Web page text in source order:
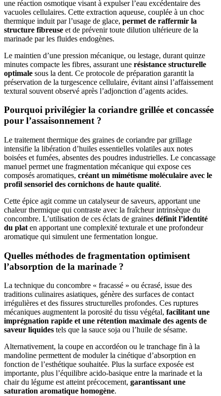
une réaction osmotique visant à expulser l’eau excédentaire des
vacuoles cellulaires. Cette extraction aqueuse, couplée à un choc
thermique induit par l’usage de glace, permet de raffermir la
structure fibreuse et de prévenir toute dilution ultérieure de la
marinade par les fluides endogènes.
Le maintien d’une pression mécanique, ou lestage, durant quinze
minutes compacte les fibres, assurant une résistance structurelle
optimale sous la dent. Ce protocole de préparation garantit la
préservation de la turgescence cellulaire, évitant ainsi l’affaissement
textural souvent observé après l’adjonction d’agents acides.
Pourquoi privilégier la coriandre grillée et concassée
pour l’assaisonnement ?
Le traitement thermique des graines de coriandre par grillage
intensifie la libération d’huiles essentielles volatiles aux notes
boisées et fumées, absentes des poudres industrielles. Le concassage
manuel permet une fragmentation mécanique qui expose ces
composés aromatiques, créant un mimétisme moléculaire avec le
profil sensoriel des cornichons de haute qualité.
Cette épice agit comme un catalyseur de saveurs, apportant une
chaleur thermique qui contraste avec la fraîcheur intrinsèque du
concombre. L’utilisation de ces éclats de graines définit l’identité
du plat en apportant une complexité texturale et une profondeur
aromatique qui simulent une fermentation longue.
Quelles méthodes de fragmentation optimisent
l’absorption de la marinade ?
La technique du concombre « fracassé » ou écrasé, issue des
traditions culinaires asiatiques, génère des surfaces de contact
irrégulières et des fissures structurelles profondes. Ces ruptures
mécaniques augmentent la porosité du tissu végétal, facilitant une
imprégnation rapide et une rétention maximale des agents de
saveur liquides tels que la sauce soja ou l’huile de sésame.
Alternativement, la coupe en accordéon ou le tranchage fin à la
mandoline permettent de moduler la cinétique d’absorption en
fonction de l’esthétique souhaitée. Plus la surface exposée est
importante, plus l’équilibre acido-basique entre la marinade et la
chair du légume est atteint précocement, garantissant une
saturation aromatique homogène.